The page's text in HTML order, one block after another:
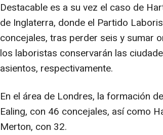
Destacable es a su vez el caso de
de Inglaterra, donde el Partido
concejales, tras perder seis y sumar
los laboristas conservarán las
asientos, respectivamente.
En el área de Londres, la formación
Ealing, con 46 concejales, así como
Merton, con 32.